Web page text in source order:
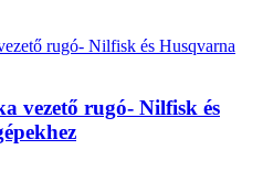
vezető rugó- Nilfisk és